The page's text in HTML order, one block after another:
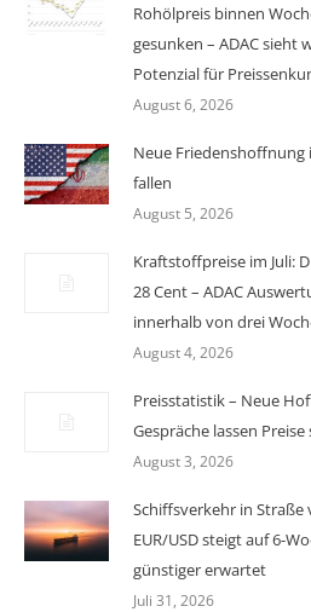
Rohölpreis binnen
gesunken – ADAC sieht
Potenzial für
August 6, 2026
Neue Friedenshoffnung
fallen
August 5, 2026
Kraftstoffpreise im Juli:
28 Cent – ADAC
innerhalb von drei
August 4, 2026
Preisstatistik – Neue
Gespräche lassen Preise
August 3, 2026
Schiffsverkehr in
EUR/USD steigt auf 6-
günstiger erwartet
Juli 31, 2026